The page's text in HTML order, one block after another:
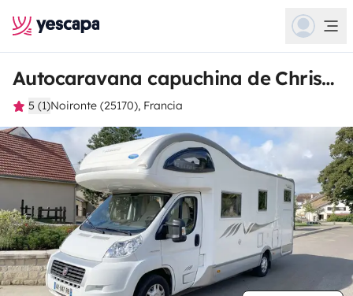
Autocaravana capuchina de Christelle
5 (1)Noironte (25170), Francia